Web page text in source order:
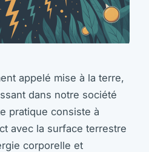
appelé mise à la terre,
dans notre société
pratique consiste à
avec la surface terrestre
corporelle et